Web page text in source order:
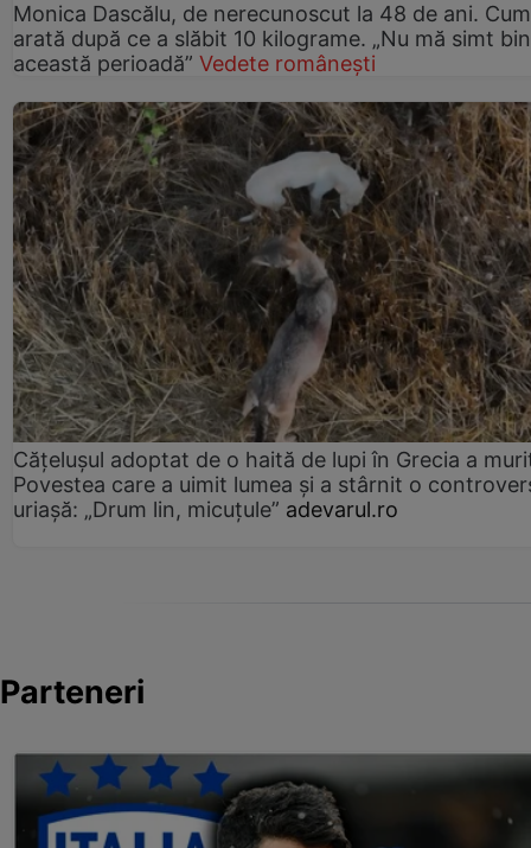
Monica Dascălu, de nerecunoscut la 48 de ani. Cum
arată după ce a slăbit 10 kilograme. „Nu mă simt
această perioadă” Vedete românești
Cățelușul adoptat de o haită de lupi în Grecia a
Povestea care a uimit lumea și a stârnit o
uriașă: „Drum lin, micuțule” adevarul.ro
Parteneri